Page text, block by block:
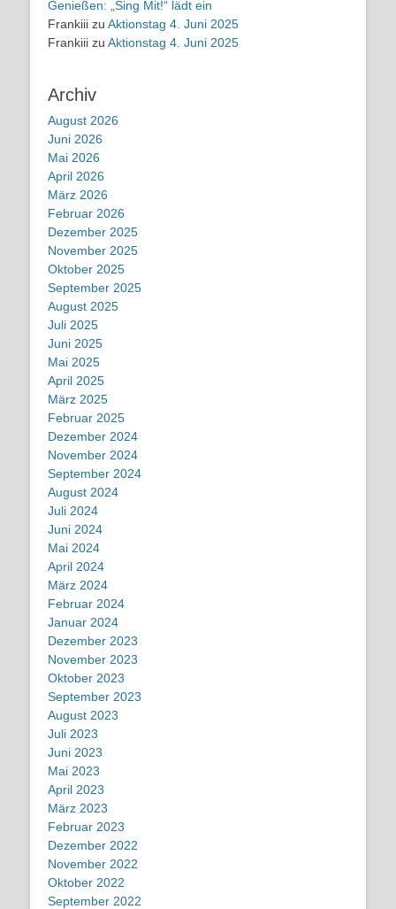
Genießen: „Sing Mit!“ lädt ein
Frankiii zu Aktionstag 4. Juni 2025
Frankiii zu Aktionstag 4. Juni 2025
Archiv
August 2026
Juni 2026
Mai 2026
April 2026
März 2026
Februar 2026
Dezember 2025
November 2025
Oktober 2025
September 2025
August 2025
Juli 2025
Juni 2025
Mai 2025
April 2025
März 2025
Februar 2025
Dezember 2024
November 2024
September 2024
August 2024
Juli 2024
Juni 2024
Mai 2024
April 2024
März 2024
Februar 2024
Januar 2024
Dezember 2023
November 2023
Oktober 2023
September 2023
August 2023
Juli 2023
Juni 2023
Mai 2023
April 2023
März 2023
Februar 2023
Dezember 2022
November 2022
Oktober 2022
September 2022